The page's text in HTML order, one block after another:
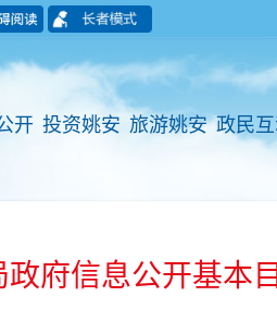
开 投资姚安 旅游姚安 政民
府信息公开基本